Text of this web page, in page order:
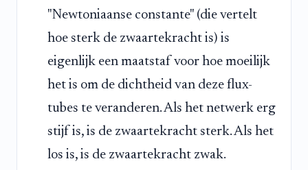
"Newtoniaanse constante" (die vertelt
hoe sterk de zwaartekracht is) is
eigenlijk een maatstaf voor hoe moeilijk
het is om de dichtheid van deze flux-
tubes te veranderen. Als het netwerk erg
stijf is, is de zwaartekracht sterk. Als het
los is, is de zwaartekracht zwak.